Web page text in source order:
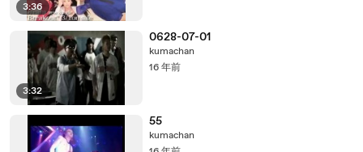
3:36
3:32
0628-07-01
kumachan
16 年前
55
kumachan